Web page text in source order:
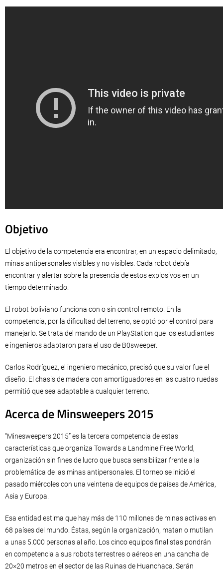
Objetivo
El objetivo de la competencia era encontrar, en un espacio delimitado,
minas antipersonales visibles y no visibles. Cada robot debía
encontrar y alertar sobre la presencia de estos explosivos en un
tiempo determinado.
El robot boliviano funciona con o sin control remoto. En la
competencia, por la dificultad del terreno, se optó por el control para
manejarlo. Se trata del mando de un PlayStation que los estudiantes
e ingenieros adaptaron para el uso de B0sweeper.
Carlos Rodríguez, el ingeniero mecánico, precisó que su valor fue el
diseño. El chasis de madera con amortiguadores en las cuatro ruedas
permitió que sea adaptable a cualquier terreno.
Acerca de Minsweepers 2015
“Minesweepers 2015” es la tercera competencia de estas
características que organiza Towards a Landmine Free World,
organización sin fines de lucro que busca sensibilizar frente a la
problemática de las minas antipersonales. El torneo se inició el
pasado miércoles con una veintena de equipos de países de América,
Asia y Europa.
Esa entidad estima que hay más de 110 millones de minas activas en
68 países del mundo. Éstas, según la organización, matan o mutilan
a unas 5.000 personas al año. Los cinco equipos finalistas pondrán
en competencia a sus robots terrestres o aéreos en una cancha de
20×20 metros en el sector de las Ruinas de Huanchaca. Serán